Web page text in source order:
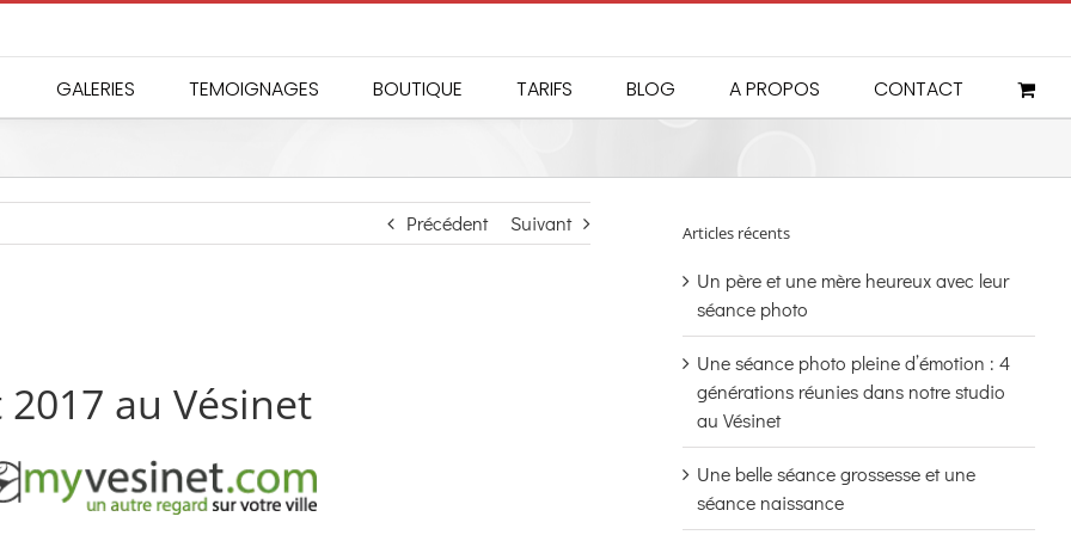
GALERIES TEMOIGNAGES BOUTIQUE TARIFS BLOG A PROPOS CONTACT
Précédent Suivant
au Vésinet
Articles récents
Un père et une mère heureux avec leur
séance photo
Une séance photo pleine d’émotion : 4
générations réunies dans notre studio
au Vésinet
Une belle séance grossesse et une
séance naissance